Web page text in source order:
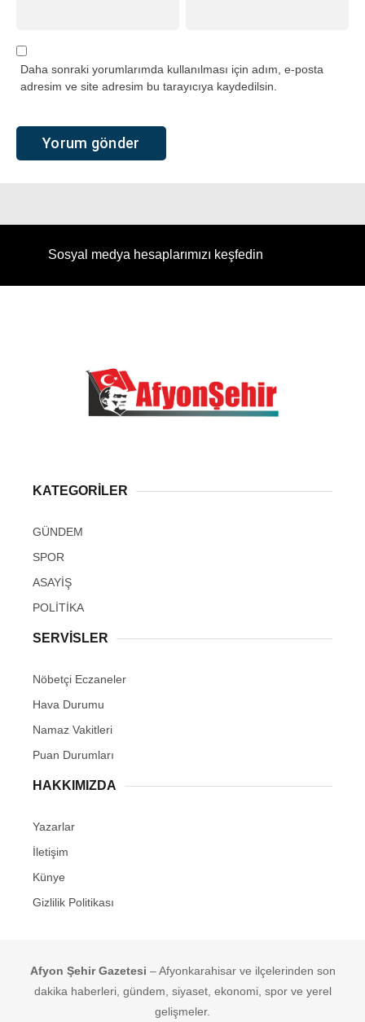
Daha sonraki yorumlarımda kullanılması için adım, e-posta
adresim ve site adresim bu tarayıcıya kaydedilsin.
Sosyal medya hesaplarımızı keşfedin
KATEGORİLER
GÜNDEM
SPOR
ASAYİŞ
POLİTİKA
SERVİSLER
Nöbetçi Eczaneler
Hava Durumu
Namaz Vakitleri
Puan Durumları
HAKKIMIZDA
Yazarlar
İletişim
Künye
Gizlilik Politikası
Afyon Şehir Gazetesi – Afyonkarahisar ve ilçelerinden son
dakika haberleri, gündem, siyaset, ekonomi, spor ve yerel
gelişmeler.